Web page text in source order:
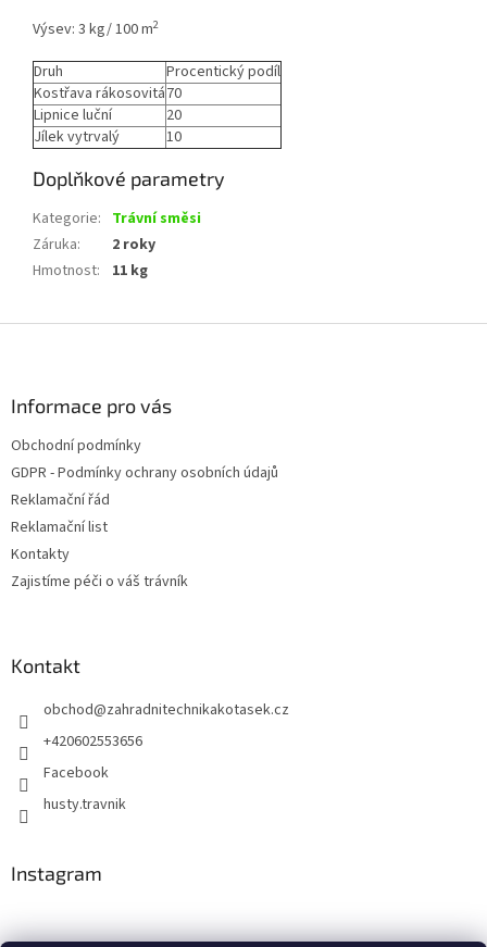
Výsev: 3 kg/ 100 m2
Druh
Procentický podíl
Kostřava rákosovitá70
Lipnice luční
20
Jílek vytrvalý
10
Doplňkové parametry
Kategorie: Trávní směsi
Záruka:
2 roky
Hmotnost: 11 kg
Informace pro vás
Obchodní podmínky
GDPR - Podmínky ochrany osobních údajů
Reklamační řád
Reklamační list
Kontakty
Zajistíme péči o váš trávník
Kontakt
obchod@zahradnitechnikakotasek.cz
+420602553656
Facebook
husty.travnik
Instagram